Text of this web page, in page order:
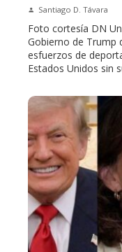
Santiago D. Távara
Foto cortesía DN
Gobierno de Trump
esfuerzos de
Estados Unidos sin